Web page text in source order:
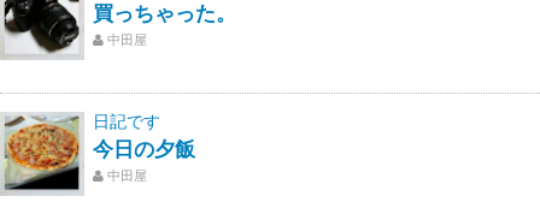
買っちゃった。
中田屋
日記です
今日の夕飯
中田屋